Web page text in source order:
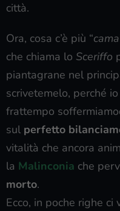
città.
Ora, cosa c’è più “cama
che chiama lo Sceriffo
piantagrane nel
scrivetemelo, perché
frattempo
sul perfetto
vitalità che ancora
la Malinconia che
morto.
Ecco, in poche righe ci